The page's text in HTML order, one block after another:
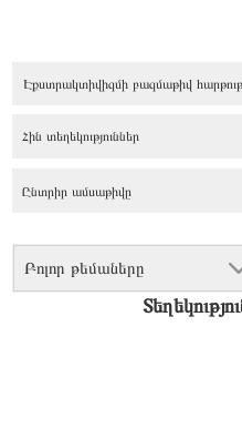
Էքստրակտիվիզմի բազմաթիվ
Բոլոր թեմաները
Հին տեղեկություններ